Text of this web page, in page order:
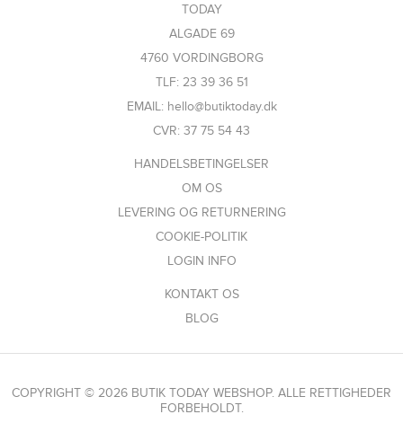
TODAY
ALGADE 69
4760 VORDINGBORG
TLF: 23 39 36 51
EMAIL: hello@butiktoday.dk
CVR: 37 75 54 43
HANDELSBETINGELSER
OM OS
LEVERING OG RETURNERING
COOKIE-POLITIK
LOGIN INFO
KONTAKT OS
BLOG
COPYRIGHT © 2026 BUTIK TODAY WEBSHOP. ALLE RETTIGHEDER
FORBEHOLDT.